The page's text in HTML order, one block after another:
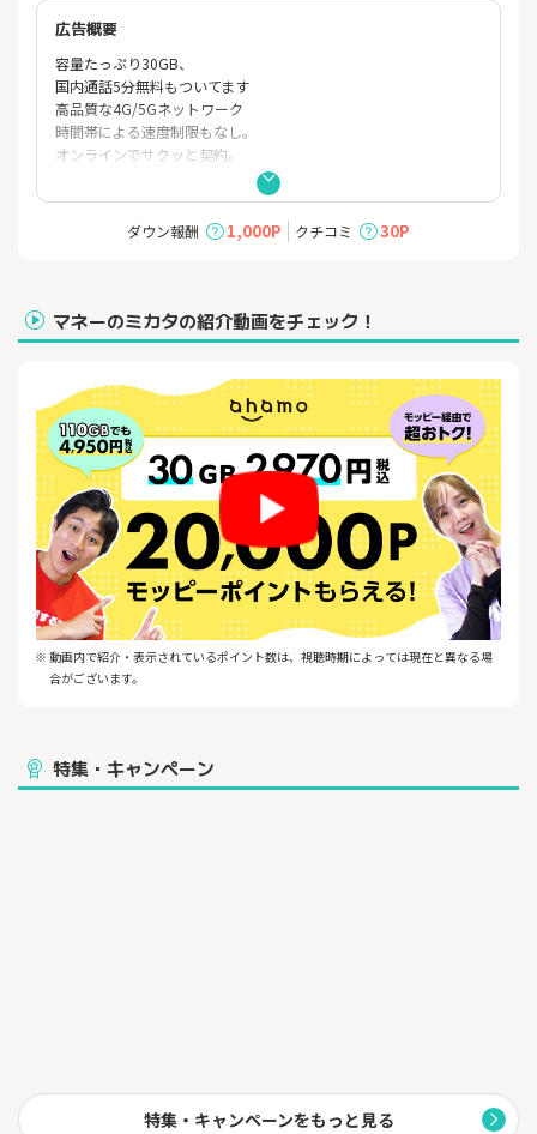
広告概要
容量たっぷり30GB、
国内通話5分無料もついてます
高品質な4G/5Gネットワーク
時間帯による速度制限もなし。
オンラインでサクッと契約。
24時間いつでも受け付け可能。
迷わずシンプルで分かりやすい申し込みサイトをご用意。
ダウン報酬
1,000P クチコミ 30P
マネーのミカタの紹介動画をチェック！
※ 動画内で紹介・表示されているポイント数は、視聴時期によっては現在と異なる場
合がございます。
特集・キャンペーン
特集・キャンペーンをもっと見る